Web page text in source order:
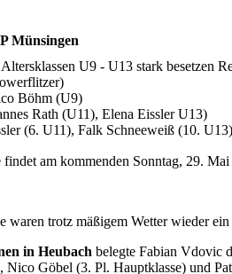
Münsingen
U9 - U13 stark besetzen
Böhm (U9)
Rath (U11), Elena Eissler U13)
(6. U11), Falk Schneeweiß (10.
findet am kommenden Sonntag, 29.
waren trotz mäßigem Wetter wieder
in Heubach belegte Fabian Vdovic
Göbel (3. Pl. Hauptklasse) und